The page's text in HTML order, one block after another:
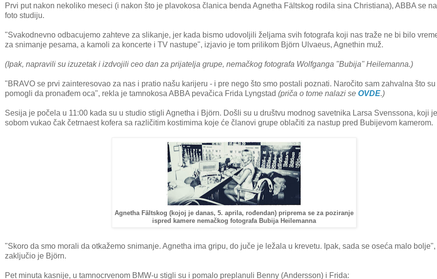
Prvi put nakon nekoliko meseci (i nakon što je plavokosa članica benda Agnetha Fältskog rodila sina Christiana), ABBA se
foto studiju.
"Svakodnevno odbacujemo zahteve za slikanje, jer kada bismo udovoljili željama svih fotografa koji nas traže ne bi bilo
za snimanje pesama, a kamoli za koncerte i TV nastupe", izjavio je tom prilikom Björn Ulvaeus, Agnethin muž.
(Ipak, napravili su izuzetak i izdvojili ceo dan za prijatelja grupe, nemačkog fotografa Wolfganga "Bubija" Heilemanna.)
"BRAVO se prvi zainteresovao za nas i pratio našu karijeru - i pre nego što smo postali poznati. Naročito sam zahvalna što su
pomogli da pronađem oca", rekla je tamnokosa ABBA pevačica Frida Lyngstad (priča o tome nalazi se OVDE.)
Sesija je počela u 11:00 kada su u studio stigli Agnetha i Björn. Došli su u društvu modnog savetnika Larsa Svenssona, koji
sobom vukao čak četrnaest kofera sa različitim kostimima koje će članovi grupe oblačiti za nastup pred Bubijevom kamerom.
Agnetha Fältskog (kojoj je danas, 5. aprila, rođendan) priprema se za poziranje
ispred kamere nemačkog fotografa Bubija Heilemanna
"Skoro da smo morali da otkažemo snimanje. Agnetha ima gripu, do juče je ležala u krevetu. Ipak, sada se oseća malo bolje",
zaključio je Björn.
Pet minuta kasnije, u tamnocrvenom BMW-u stigli su i pomalo preplanuli Benny (Andersson) i Frida: